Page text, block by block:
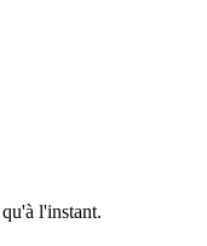
l'instant.